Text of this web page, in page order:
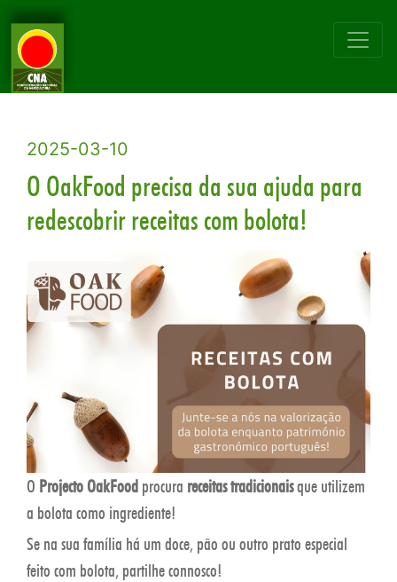
2025-03-10
O OakFood precisa da sua ajuda para
redescobrir receitas com bolota!
O Projecto OakFood procura receitas tradicionaisque utilizem
a bolota como ingrediente!
Se na sua família há um doce, pão ou outro prato especial
feito com bolota, partilhe connosco!